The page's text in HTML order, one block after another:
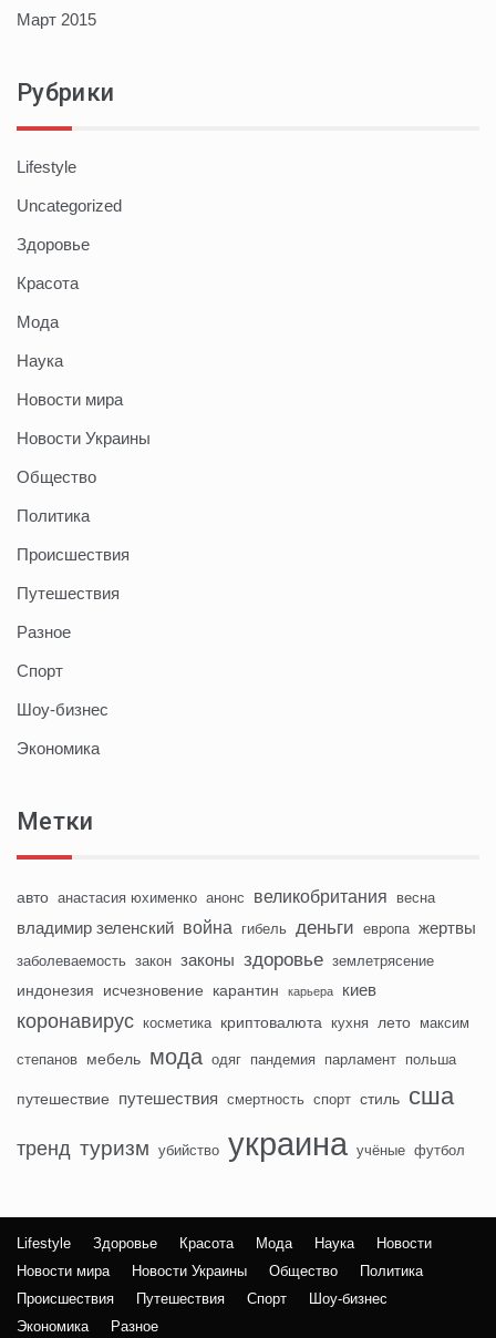
Март 2015
Рубрики
Lifestyle
Uncategorized
Здоровье
Красота
Мода
Наука
Новости мира
Новости Украины
Общество
Политика
Происшествия
Путешествия
Разное
Спорт
Шоу-бизнес
Экономика
Метки
авто анастасия юхименко анонс великобритания весна
владимир зеленский война гибель деньги европа жертвы
заболеваемость закон законы здоровье землетрясение
индонезия исчезновение карантин карьера киев
коронавирус косметика криптовалюта кухня лето максим
степанов мебель мода одяг пандемия парламент польша
путешествие путешествия смертность спорт стиль сша
тренд туризм убийство украина учёные футбол
Lifestyle Здоровье Красота Мода Наука
Новости
Новости мира
Новости Украины Общество
Политика
Происшествия
Путешествия Спорт
Шоу-бизнес
Экономика
Разное